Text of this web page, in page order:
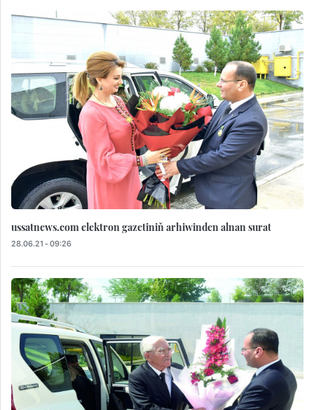
ussatnews.com elektron gazetiniň arhiwinden alnan surat
28.06.21 - 09:26